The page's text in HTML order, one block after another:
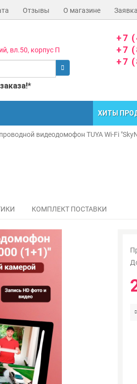
Отзывы О магазине
вл.50, корпус П
+7
+7
+7
ХИТЫ
видеодомофон TUYA Wi-Fi
КОМПЛЕКТ ПОСТАВКИ